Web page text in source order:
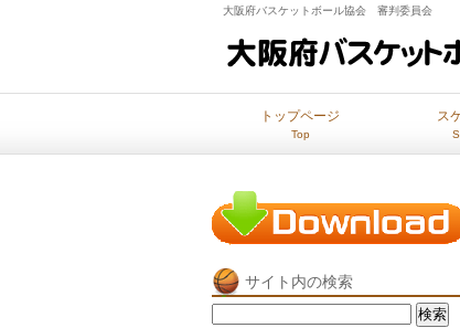
大阪府バスケットボール協会 審判委員会
トップページ
Top
ス
サイト内の検索